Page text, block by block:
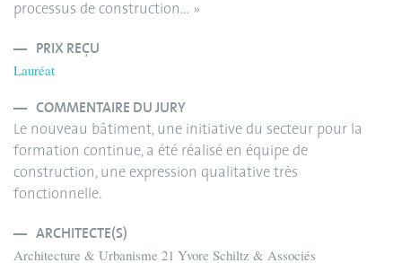
processus de construction… »
PRIX REÇU
Lauréat
COMMENTAIRE DU JURY
Le nouveau bâtiment, une initiative du secteur pour la
formation continue, a été réalisé en équipe de
construction, une expression qualitative très
fonctionnelle.
ARCHITECTE(S)
Architecture & Urbanisme 21 Yvore Schiltz & Associés